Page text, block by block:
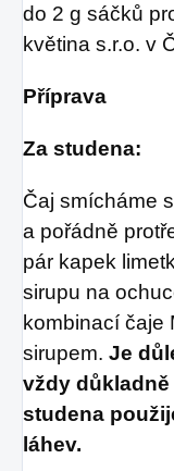
do 2 g sáčků
květina s.r.o. v
Příprava
Za studena:
Čaj smícháme
a pořádně
pár kapek
sirupu na
kombinací čaje
sirupem. Je
vždy
studena
láhev.